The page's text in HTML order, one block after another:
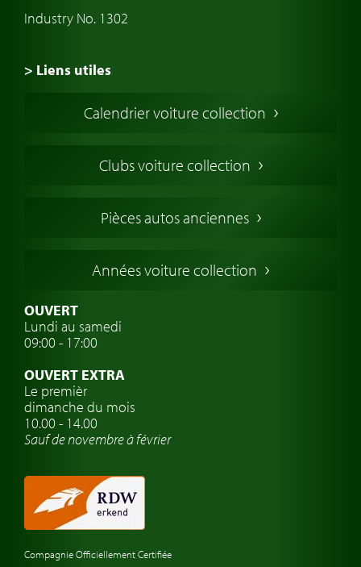
Industry No. 1302
> Liens utiles
Voiture Collection Europe
Voitures Anglaises
Voitures Allemandes
Voitures Suédoises
Assurance voiture de collection
Clubs de voitures classiques
Atelier de voitures anciennes
Montres de marque de voiture
Calendrier voiture collection
Clubs voiture collection
Pièces autos anciennes
Années voiture collection
OUVERT
Lundi au samedi
09:00 - 17:00
OUVERT EXTRA
Le premièr
dimanche du mois
10.00 - 14.00
Sauf de novembre à février
Compagnie Officiellement Certifiée